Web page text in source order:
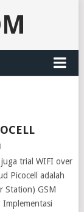
trial WIFI over
Picocell adalah
Station) GSM